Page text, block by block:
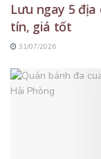
Lưu ngay 5
tín, giá tốt
31/07/2026